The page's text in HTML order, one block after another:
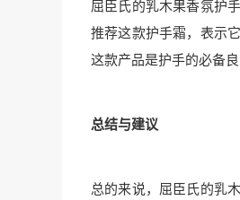
屈臣氏的乳木果香氛护
推荐这款护手霜，表示
这款产品是护手的必备
总结与建议
总的来说，屈臣氏的乳